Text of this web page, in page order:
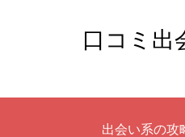
口コミ出
出会い系の攻